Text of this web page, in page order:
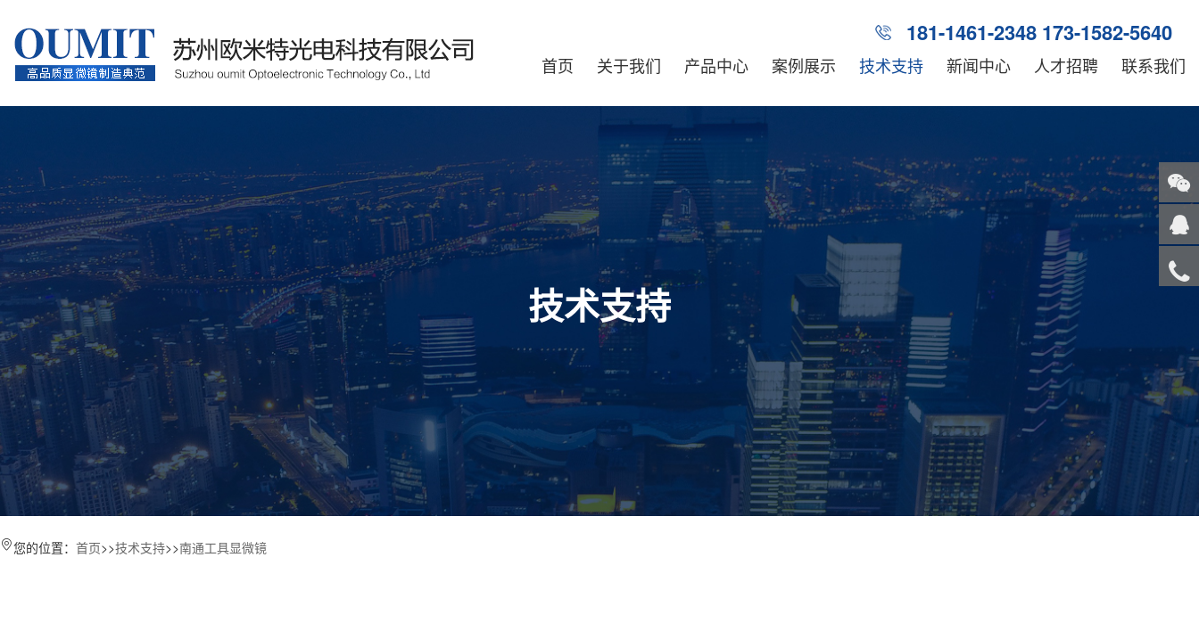
181-1461-2348 173-1582-5640
首页 关于我们 产品中心 案例展示 技术支持 新闻中心 人才招聘 联系我们
技术支持
您的位置： 首页>>技术支持>>南通工具显微镜
关注
微信
客服
顶部